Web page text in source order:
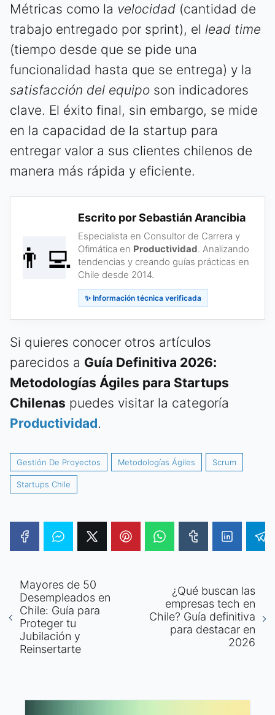
Métricas como la velocidad (cantidad de
trabajo entregado por sprint), el lead time
(tiempo desde que se pide una
funcionalidad hasta que se entrega) y la
satisfacción del equipo son indicadores
clave. El éxito final, sin embargo, se mide
en la capacidad de la startup para
entregar valor a sus clientes chilenos de
manera más rápida y eficiente.
👨‍💻
Escrito por Sebastián Arancibia
Especialista en Consultor de Carrera y
Ofimática en Productividad. Analizando
tendencias y creando guías prácticas en
Chile desde 2014.
✨ Información técnica verificada
Si quieres conocer otros artículos
parecidos a Guía Definitiva 2026:
Metodologías Ágiles para Startups
Chilenas puedes visitar la categoría
Productividad.
Gestión De Proyectos Metodologías Ágiles Scrum
Startups Chile
Mayores de 50
Desempleados en
Chile: Guía para
Proteger tu
Jubilación y
Reinsertarte
¿Qué buscan las
empresas tech en
Chile? Guía definitiva
para destacar en
2026